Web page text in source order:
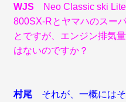
WJS Neo Classic ski
800SX-Rとヤマハのスー
とですが、エンジン排気
はないのですか？
村尾 それが、一概には